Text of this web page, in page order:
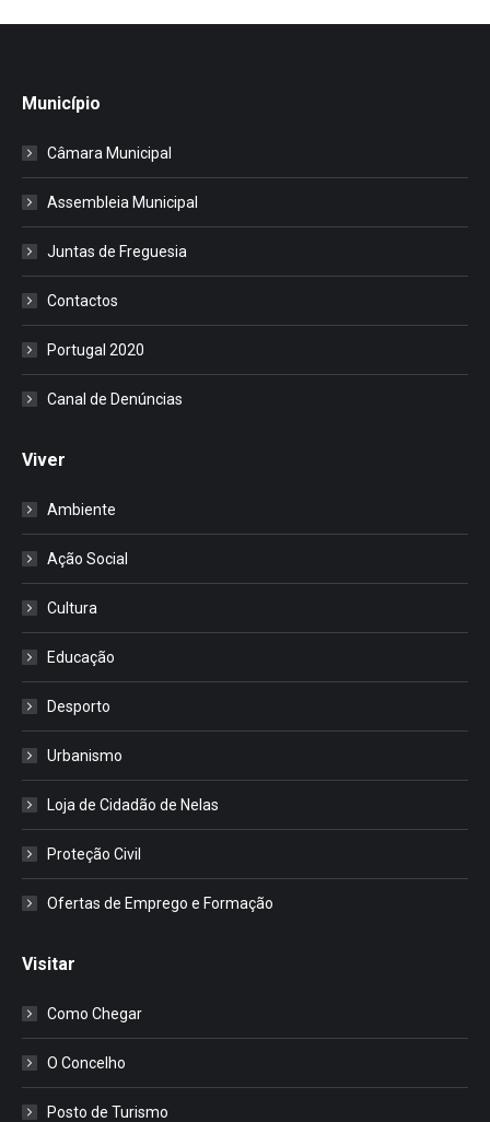
Município
Câmara Municipal
Assembleia Municipal
Juntas de Freguesia
Contactos
Portugal 2020
Canal de Denúncias
Viver
Ambiente
Ação Social
Cultura
Educação
Desporto
Urbanismo
Loja de Cidadão de Nelas
Proteção Civil
Ofertas de Emprego e Formação
Visitar
Como Chegar
O Concelho
Posto de Turismo